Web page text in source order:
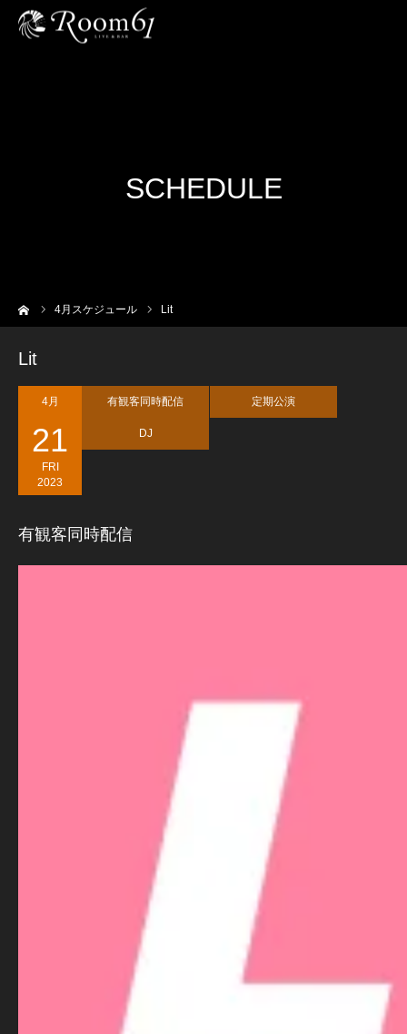
SCHEDULE
4月スケジュール Lit
Lit
4月
21
FRI
2023
有観客同時配信 定期公演
DJ
有観客同時配信